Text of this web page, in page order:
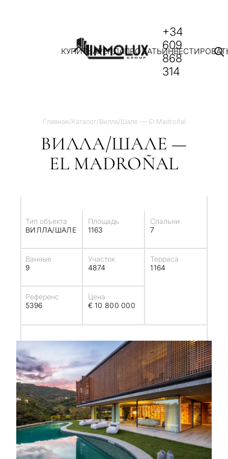
КУПИТЬАРЕНДАПРОДАТЬ
+34
609
868
314
Главная/Каталог/Вилла/Шале — El Madroñal
ВИЛЛА/ШАЛЕ —
EL MADROÑAL
Тип объекта
ВИЛЛА/ШАЛЕ
Площадь
1163
Спальни
7
Ванные
9
Участок
4874
Терраса
1164
Референс
5396
Цена
€ 10 800 000